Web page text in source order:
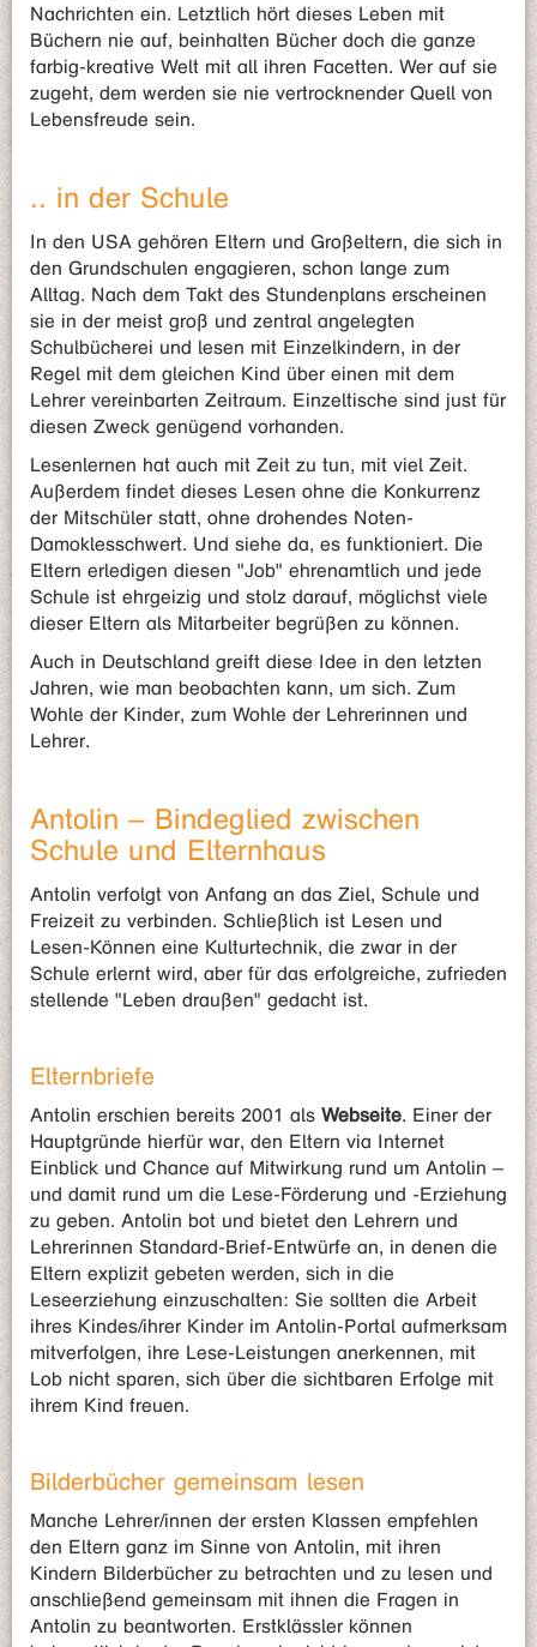
Nachrichten ein. Letztlich hört dieses Leben mit
Büchern nie auf, beinhalten Bücher doch die ganze
farbig-kreative Welt mit all ihren Facetten. Wer auf sie
zugeht, dem werden sie nie vertrocknender Quell von
Lebensfreude sein.
.. in der Schule
In den USA gehören Eltern und Großeltern, die sich in
den Grundschulen engagieren, schon lange zum
Alltag. Nach dem Takt des Stundenplans erscheinen
sie in der meist groß und zentral angelegten
Schulbücherei und lesen mit Einzelkindern, in der
Regel mit dem gleichen Kind über einen mit dem
Lehrer vereinbarten Zeitraum. Einzeltische sind just für
diesen Zweck genügend vorhanden.
Lesenlernen hat auch mit Zeit zu tun, mit viel Zeit.
Außerdem findet dieses Lesen ohne die Konkurrenz
der Mitschüler statt, ohne drohendes Noten-
Damoklesschwert. Und siehe da, es funktioniert. Die
Eltern erledigen diesen "Job" ehrenamtlich und jede
Schule ist ehrgeizig und stolz darauf, möglichst viele
dieser Eltern als Mitarbeiter begrüßen zu können.
Auch in Deutschland greift diese Idee in den letzten
Jahren, wie man beobachten kann, um sich. Zum
Wohle der Kinder, zum Wohle der Lehrerinnen und
Lehrer.
Antolin – Bindeglied zwischen
Schule und Elternhaus
Antolin verfolgt von Anfang an das Ziel, Schule und
Freizeit zu verbinden. Schließlich ist Lesen und
Lesen-Können eine Kulturtechnik, die zwar in der
Schule erlernt wird, aber für das erfolgreiche, zufrieden
stellende "Leben draußen" gedacht ist.
Elternbriefe
Antolin erschien bereits 2001 als Webseite. Einer der
Hauptgründe hierfür war, den Eltern via Internet
Einblick und Chance auf Mitwirkung rund um Antolin –
und damit rund um die Lese-Förderung und -Erziehung
zu geben. Antolin bot und bietet den Lehrern und
Lehrerinnen Standard-Brief-Entwürfe an, in denen die
Eltern explizit gebeten werden, sich in die
Leseerziehung einzuschalten: Sie sollten die Arbeit
ihres Kindes/ihrer Kinder im Antolin-Portal aufmerksam
mitverfolgen, ihre Lese-Leistungen anerkennen, mit
Lob nicht sparen, sich über die sichtbaren Erfolge mit
ihrem Kind freuen.
Bilderbücher gemeinsam lesen
Manche Lehrer/innen der ersten Klassen empfehlen
den Eltern ganz im Sinne von Antolin, mit ihren
Kindern Bilderbücher zu betrachten und zu lesen und
anschließend gemeinsam mit ihnen die Fragen in
Antolin zu beantworten. Erstklässler können